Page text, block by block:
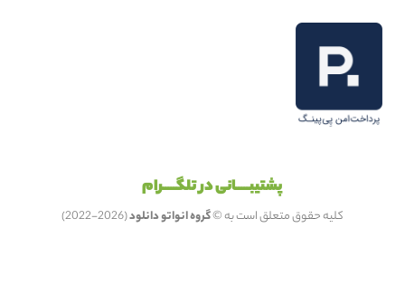
پشتیبـــــانی در تلگـــــرام
کلیه حقوق متعلق است به ©گروه انواتو دانلود(2026-2022)